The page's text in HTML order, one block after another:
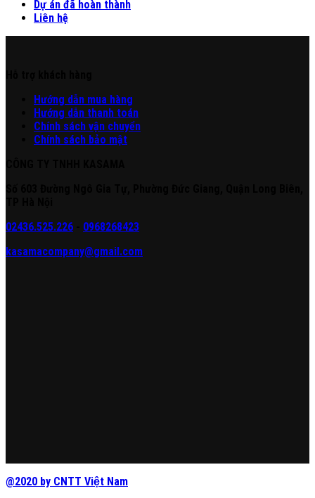
Dự án đã hoàn thành
Liên hệ
Hướng dẫn mua hàng
Hướng dẫn thanh toán
Chính sách vận chuyển
Chính sách bảo mật
02436.525.226
0968268423
kasamacompany@gmail.com
@2020 by CNTT Việt Nam